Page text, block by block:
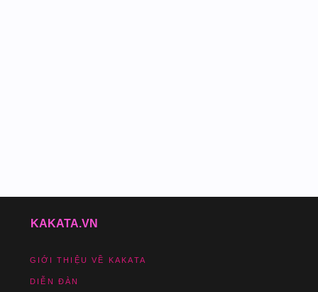
KAKATA.VN
GIỚI THIỆU VỀ KAKATA
DIỄN ĐÀN